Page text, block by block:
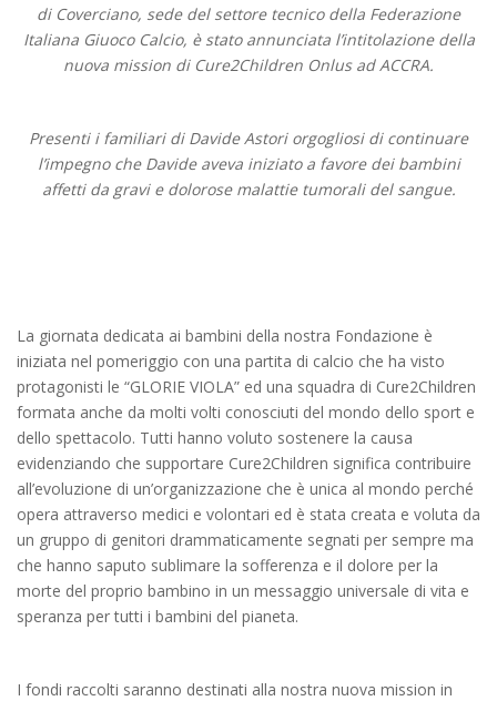
di Coverciano, sede del settore tecnico della Federazione
Italiana Giuoco Calcio, è stato annunciata l’intitolazione della
nuova mission di Cure2Children Onlus ad ACCRA.
Presenti i familiari di Davide Astori orgogliosi di continuare
l’impegno che Davide aveva iniziato a favore dei bambini
affetti da gravi e dolorose malattie tumorali del sangue.
La giornata dedicata ai bambini della nostra Fondazione è
iniziata nel pomeriggio con una partita di calcio che ha visto
protagonisti le “GLORIE VIOLA” ed una squadra di Cure2Children
formata anche da molti volti conosciuti del mondo dello sport e
dello spettacolo. Tutti hanno voluto sostenere la causa
evidenziando che supportare Cure2Children significa contribuire
all’evoluzione di un’organizzazione che è unica al mondo perché
opera attraverso medici e volontari ed è stata creata e voluta da
un gruppo di genitori drammaticamente segnati per sempre ma
che hanno saputo sublimare la sofferenza e il dolore per la
morte del proprio bambino in un messaggio universale di vita e
speranza per tutti i bambini del pianeta.
I fondi raccolti saranno destinati alla nostra nuova mission in